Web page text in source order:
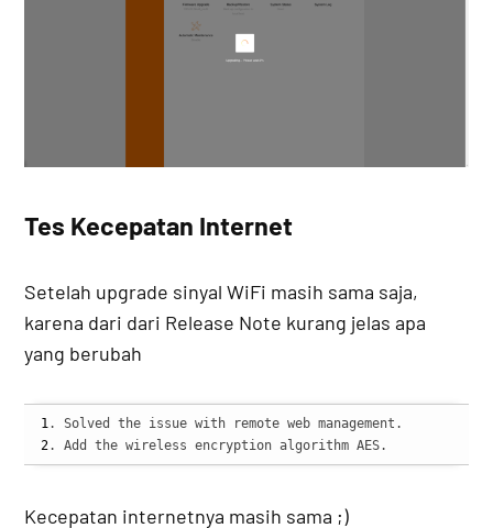
Tes Kecepatan Internet
Setelah upgrade sinyal WiFi masih sama saja,
karena dari dari Release Note kurang jelas apa
yang berubah
1
2. Add the wireless encryption algorithm AES.
Kecepatan internetnya masih sama ;)